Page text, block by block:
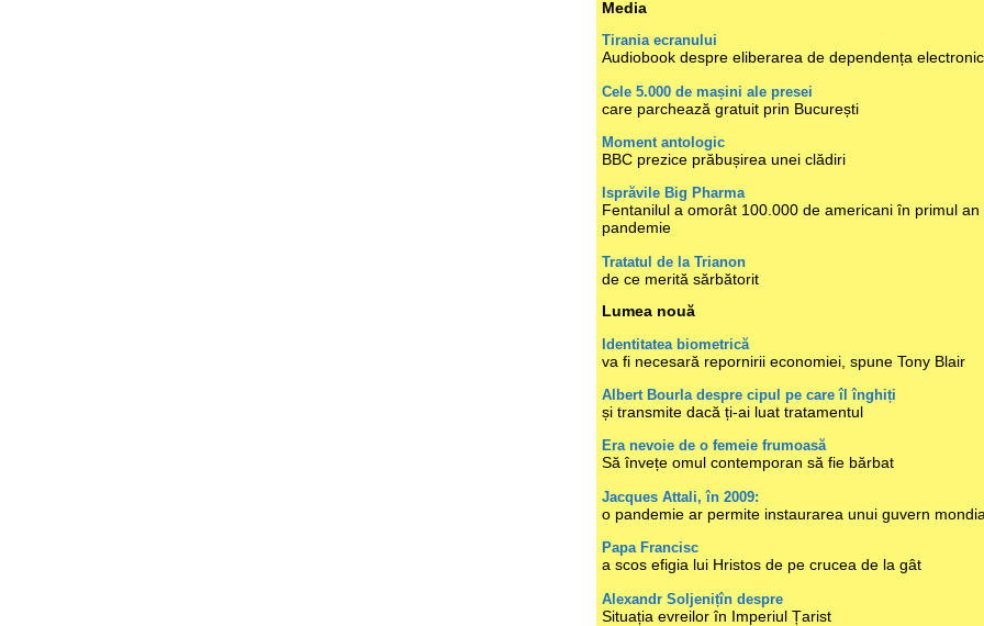
Media
Tirania ecranului
Audiobook despre eliberarea de dependența
Cele 5.000 de mașini ale presei
care parchează gratuit prin București
Moment antologic
BBC prezice prăbușirea unei clădiri
Isprăvile Big Pharma
Fentanilul a omorât 100.000 de americani în primul an
pandemie
Tratatul de la Trianon
de ce merită sărbătorit
Lumea nouă
Identitatea biometrică
va fi necesară repornirii economiei, spune Tony Blair
Albert Bourla despre cipul pe care îl înghiți
și transmite dacă ți-ai luat tratamentul
Era nevoie de o femeie frumoasă
Să învețe omul contemporan să fie bărbat
Jacques Attali, în 2009:
o pandemie ar permite instaurarea unui guvern
Papa Francisc
a scos efigia lui Hristos de pe crucea de la gât
Alexandr Soljenițîn despre
Situația evreilor în Imperiul Țarist